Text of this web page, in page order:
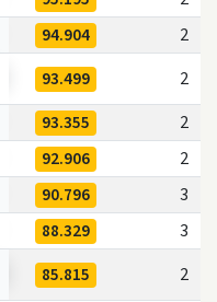
94.904
2
93.499
2
93.355
2
92.906
2
90.796
3
88.329
3
85.815
2